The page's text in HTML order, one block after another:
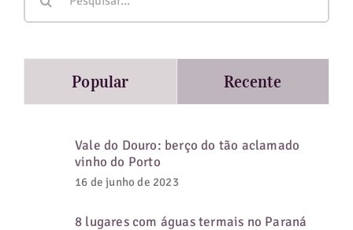
Popular Recente
Vale do Douro: berço do tão aclamado
vinho do Porto
16 de junho de 2023
8 lugares com águas termais no Paraná